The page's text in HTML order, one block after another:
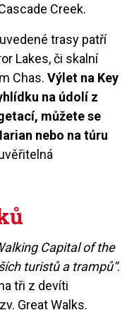
Creek.
trasy patří
Lakes, či skalní
Chas. Výlet na Key
na údolí z
můžete se
nebo na túru
Capital of the
turistů a trampů“.
tři z devíti
Great Walks.